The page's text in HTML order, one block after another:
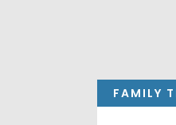
FAMILY